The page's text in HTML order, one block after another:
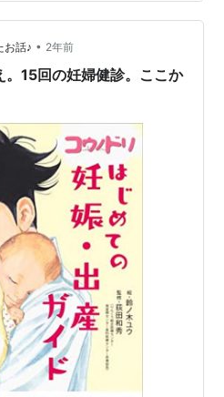
した。正産期である41週6日
お話♪ • 2年前
15回の妊婦健診。ここか